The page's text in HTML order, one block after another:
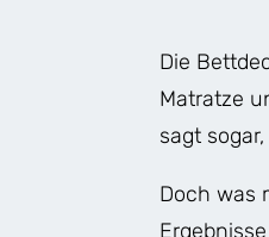
Die
Matratze
sagt
Doch was